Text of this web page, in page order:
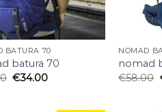
BATURA 70
batura 70
€34.00
NOMAD
nomad
€58.00